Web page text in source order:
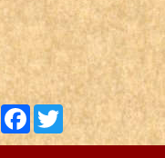
Facebook
Twitter